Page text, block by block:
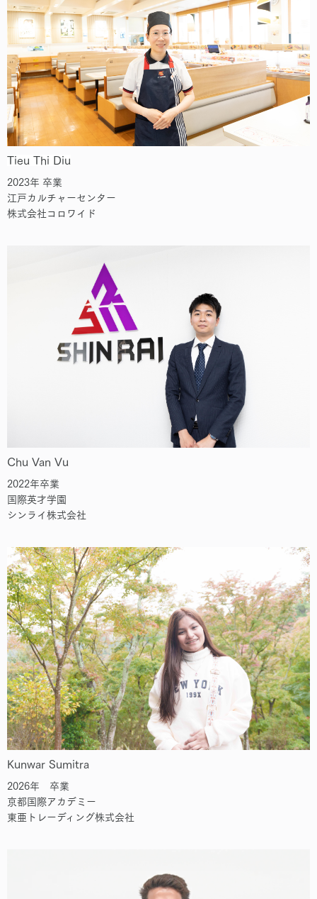
Tieu Thi Diu
2023年 卒業
江戸カルチャーセンター
株式会社コロワイド
Chu Van Vu
2022年卒業
国際英才学園
シンライ株式会社
Kunwar Sumitra
2026年 卒業
京都国際アカデミー
東亜トレーディング株式会社